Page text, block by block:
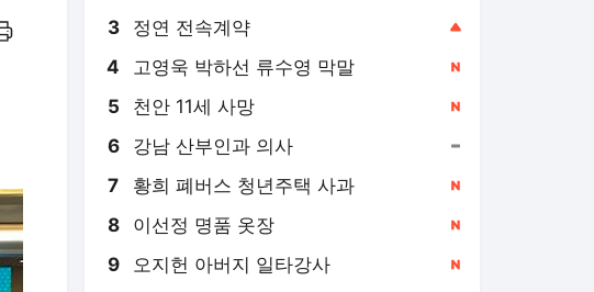
3 정연 전속계약
4 고영욱 박하선 류수영 막말
5 천안 11세 사망
6 강남 산부인과 의사
7 황희 폐버스 청년주택 사과
8 이선정 명품 옷장
9 오지헌 아버지 일타강사